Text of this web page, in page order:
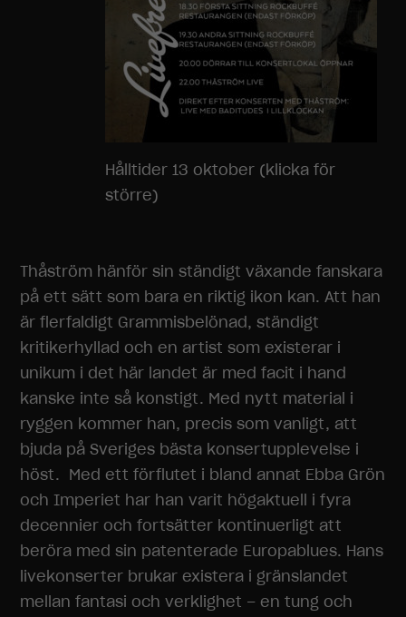
Hålltider 13 oktober (klicka för
större)
Thåström hänför sin ständigt växande fanskara
på ett sätt som bara en riktig ikon kan. Att han
är flerfaldigt ​Grammisbelönad, ständigt
kritikerhyllad och en artist som existerar i
unikum i det här landet är med facit i hand
kanske inte så konstigt. Med nytt material i
ryggen kommer han, precis som vanligt, att
bjuda på ​​Sveriges bästa ​konsertupplevelse i
höst. Med ett förflutet i ​bland annat Ebba Grön
och Imperiet har han varit högaktuell i fyra
decennier och fortsätter kontinuerligt att
beröra med sin patenterade Europablues. Hans
livekonserter brukar existera i gränslandet
mellan fantasi och verklighet – en tung och